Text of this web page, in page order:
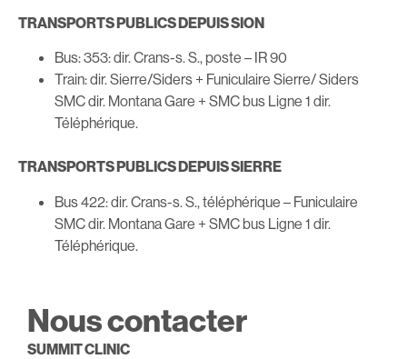
Nous contacter
SUMMIT CLINIC
TRANSPORTS PUBLICS DEPUIS SION
Bus: 353: dir. Crans-s. S., poste – IR 90
Train: dir. Sierre/Siders + Funiculaire Sierre/ Siders
SMC dir. Montana Gare + SMC bus Ligne 1 dir.
Téléphérique.
TRANSPORTS PUBLICS DEPUIS SIERRE
Bus 422: dir. Crans-s. S., téléphérique – Funiculaire
SMC dir. Montana Gare + SMC bus Ligne 1 dir.
Téléphérique.